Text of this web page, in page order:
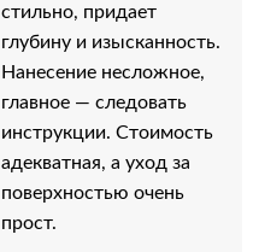
стильно, придает
глубину и изысканность.
Нанесение несложное,
главное — следовать
инструкции. Стоимость
адекватная, а уход за
поверхностью очень
прост.